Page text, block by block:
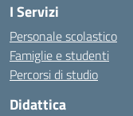
I Servizi
Personale scolastico
Famiglie e studenti
Percorsi di studio
Didattica